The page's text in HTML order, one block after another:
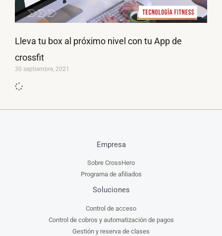
Lleva tu box al próximo nivel con tu App de
crossfit
30 septiembre, 2021
Empresa
Sobre CrossHero
Programa de afiliados
Soluciones
Control de acceso
Control de cobros y automatización de pagos
Gestión y reserva de clases